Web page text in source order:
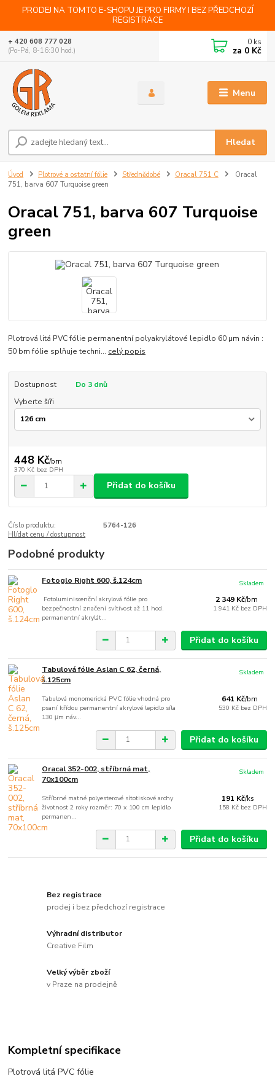
PRODEJ NA TOMTO E-SHOPU JE PRO FIRMY I BEZ PŘEDCHOZÍ
REGISTRACE
Menu
Hledat
+ 420 608 777 028
(Po-Pá, 8-16:30 hod.)
0 ks
za 0 Kč
Úvod Plotrové a ostatní fólie Střednědobé Oracal 751 C
Oracal
751, barva 607 Turquoise green
Oracal 751, barva 607 Turquoise
green
Plotrová litá PVC fólie permanentní polyakrylátové lepidlo 60 µm návin :
50 bm fólie splňuje techni... celý popis
Dostupnost
Do 3 dnů
Vyberte šíři
448 Kč/bm
370 Kč bez DPH
Přidat do košíku
Číslo produktu:
5764-126
Hlídat cenu / dostupnost
Podobné produkty
Fotoglo Right 600, š.124cm
Fotoluminiscenční akrylová fólie pro
bezpečnostní značení svítívost až 11 hod.
permanentní akrylát...
2 349 Kč/bm
1 941 Kč bez DPH
Skladem
Přidat do košíku
Tabulová fólie Aslan C 62, černá,
š.125cm
Tabulová monomerická PVC fólie vhodná pro
psaní křídou permanentní akrylové lepidlo síla
130 μm náv...
641 Kč/bm
530 Kč bez DPH
Skladem
Přidat do košíku
Oracal 352-002, stříbrná mat,
70x100cm
Stříbrné matné polyesterové sítotiskové archy
životnost 2 roky rozměr: 70 x 100 cm lepidlo
permanen...
191 Kč/ks
158 Kč bez DPH
Skladem
Přidat do košíku
Bez registrace
prodej i bez předchozí registrace
Výhradní distributor
Creative Film
Velký výběr zboží
v Praze na prodejně
Kompletní specifikace
Plotrová litá PVC fólie